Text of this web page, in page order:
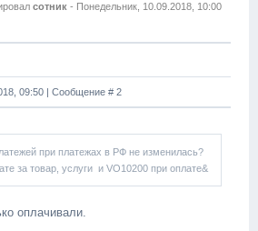
сотник - Понедельник, 10.09.2018, 10:00
09:50 | Сообщение # 2
при платежах в РФ не изменилась?
за товар, услуги и VO10200 при оплате&
оплачивали.